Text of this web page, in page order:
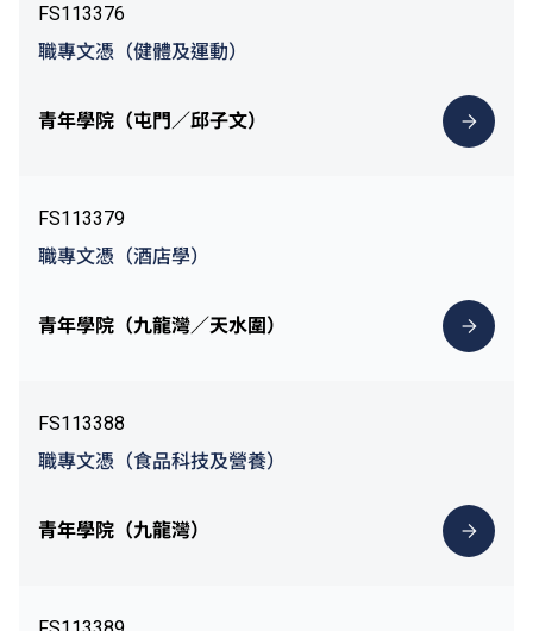
FS113376
職專文憑（健體及運動）
青年學院（屯門／邱子文）
FS113379
職專文憑（酒店學）
青年學院（九龍灣／天水圍）
FS113388
職專文憑（食品科技及營養）
青年學院（九龍灣）